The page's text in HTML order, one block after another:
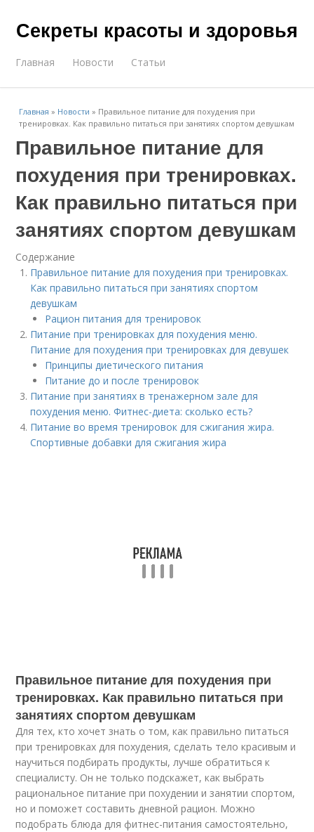
Секреты красоты и здоровья
Главная Новости Статьи
Главная » Новости » Правильное питание для похудения при
тренировках. Как правильно питаться при занятиях спортом девушкам
Правильное питание для
похудения при тренировках.
Как правильно питаться при
занятиях спортом девушкам
Содержание
Правильное питание для похудения при тренировках.
Как правильно питаться при занятиях спортом
девушкам
Рацион питания для тренировок
Питание при тренировках для похудения меню.
Питание для похудения при тренировках для девушек
Принципы диетического питания
Питание до и после тренировок
Питание при занятиях в тренажерном зале для
похудения меню. Фитнес-диета: сколько есть?
Питание во время тренировок для сжигания жира.
Спортивные добавки для сжигания жира
Правильное питание для похудения при
тренировках. Как правильно питаться при
занятиях спортом девушкам
Для тех, кто хочет знать о том, как правильно питаться
при тренировках для похудения, сделать тело красивым и
научиться подбирать продукты, лучше обратиться к
специалисту. Он не только подскажет, как выбрать
рациональное питание при похудении и занятии спортом,
но и поможет составить дневной рацион. Можно
подобрать блюда для фитнес-питания самостоятельно,